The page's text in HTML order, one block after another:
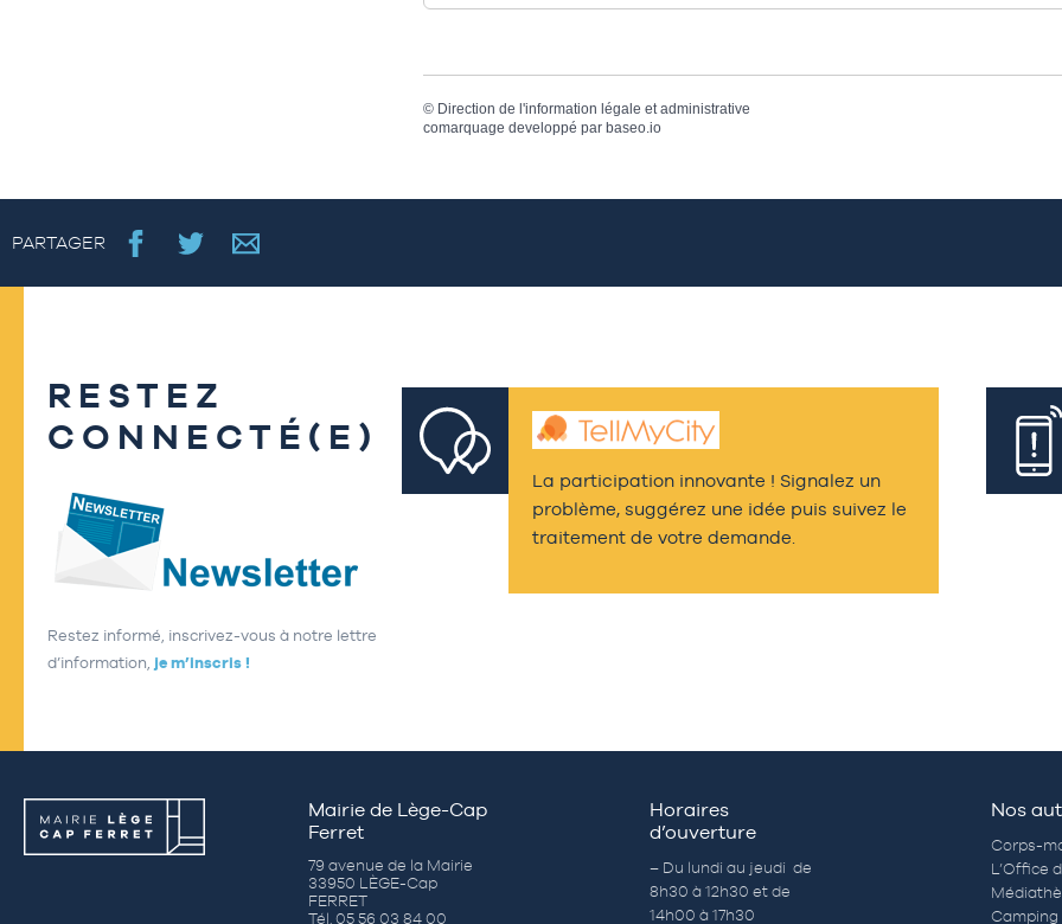
© Direction de l'information légale et administrative
comarquage developpé par baseo.io
PARTAGER
RESTEZ
CONNECTÉ(E)
Restez informé, inscrivez-vous à notre lettre
d’information, je m’inscris !
La participation innovante ! Signalez un
problème, suggérez une idée puis suivez le
traitement de votre demande.
Mairie de Lège-Cap
Ferret
79 avenue de la Mairie
33950 LÈGE-Cap
FERRET
Tél. 05 56 03 84 00
Horaires
d’ouverture
– Du lundi au jeudi de
8h30 à 12h30 et de
14h00 à 17h30
Nos
Corps-
L’Office
Camping